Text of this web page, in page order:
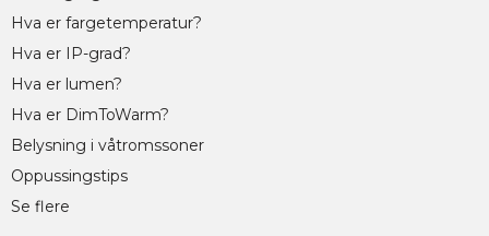
Hva er fargetemperatur?
Hva er IP-grad?
Hva er lumen?
Hva er DimToWarm?
Belysning i våtromssoner
Oppussingstips
Se flere